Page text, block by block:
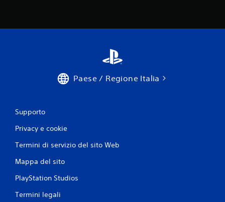
Paese / Regione Italia
Supporto
Privacy e cookie
Termini di servizio del sito Web
Mappa del sito
PlayStation Studios
Termini legali